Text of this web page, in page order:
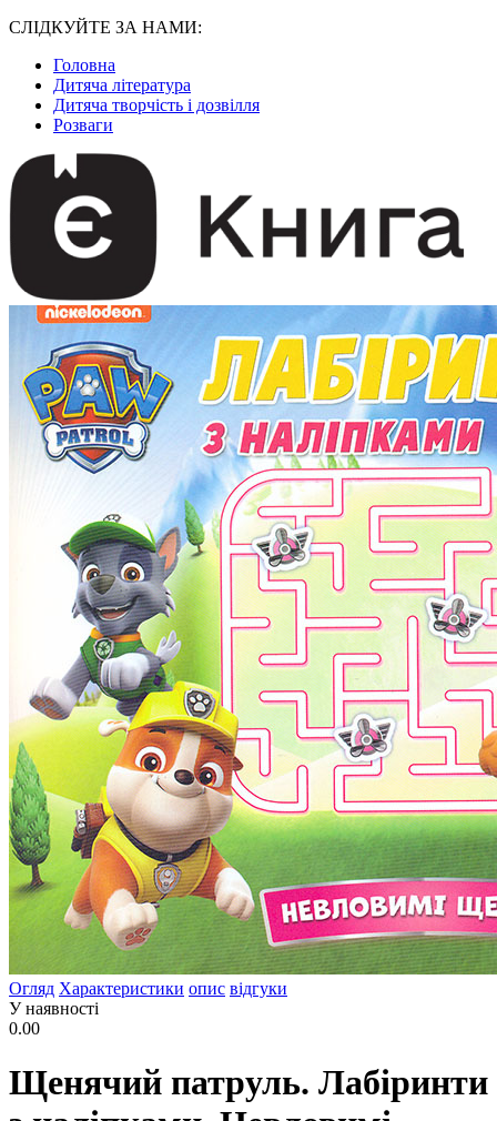
СЛІДКУЙТЕ ЗА НАМИ:
Головна
Дитяча література
Дитяча творчість і дозвілля
Розваги
Огляд Характеристики опис відгуки
У наявності
0.00
Щенячий патруль. Лабіринти